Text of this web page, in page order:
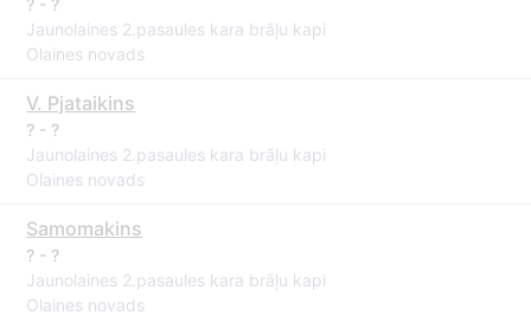
? - ?
Jaunolaines 2.pasaules kara brāļu kapi
Olaines novads
V. Pjataikins
? - ?
Jaunolaines 2.pasaules kara brāļu kapi
Olaines novads
Samomakins
? - ?
Jaunolaines 2.pasaules kara brāļu kapi
Olaines novads